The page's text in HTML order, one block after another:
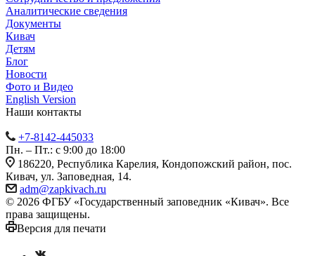
Аналитические сведения
Документы
Кивач
Детям
Блог
Новости
Фото и Видео
English Version
Наши контакты
+7-8142-445033
Пн. – Пт.: с 9:00 до 18:00
186220, Республика Карелия, Кондопожский район, пос.
Кивач, ул. Заповедная, 14.
adm@zapkivach.ru
© 2026 ФГБУ «Государственный заповедник «Кивач». Все
права защищены.
Версия для печати